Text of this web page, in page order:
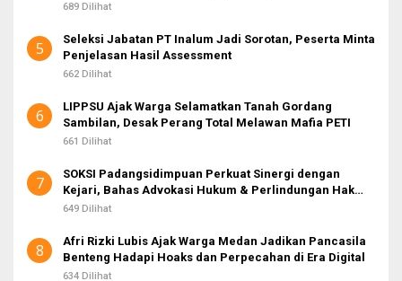
689 Dilihat
5
Seleksi Jabatan PT Inalum Jadi Sorotan, Peserta Minta
Penjelasan Hasil Assessment
662 Dilihat
6
LIPPSU Ajak Warga Selamatkan Tanah Gordang
Sambilan, Desak Perang Total Melawan Mafia PETI
661 Dilihat
7
SOKSI Padangsidimpuan Perkuat Sinergi dengan
Kejari, Bahas Advokasi Hukum & Perlindungan Hak
Masyarakat
649 Dilihat
8
Afri Rizki Lubis Ajak Warga Medan Jadikan Pancasila
Benteng Hadapi Hoaks dan Perpecahan di Era Digital
634 Dilihat